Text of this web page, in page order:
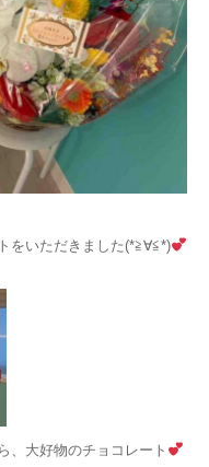
をいただきました(*≧∀≦*)
、大好物のチョコレート